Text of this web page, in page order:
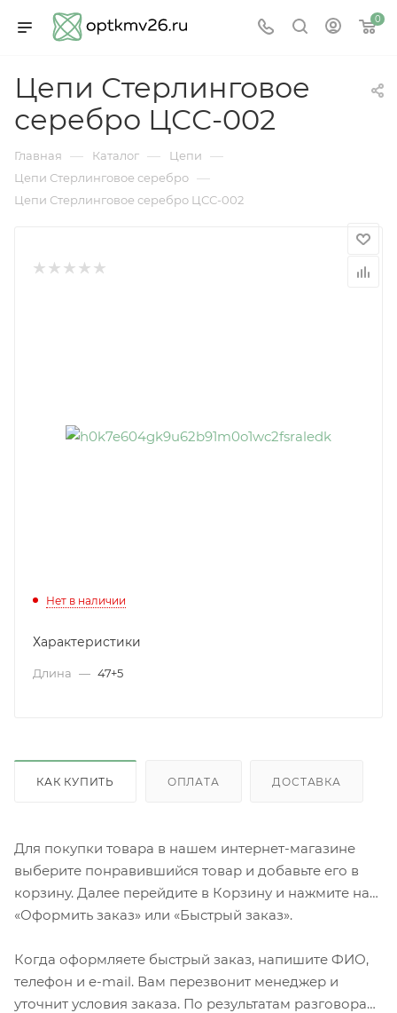
0
Цепи Стерлинговое
серебро ЦСС-002
Главная — Каталог — Цепи —
Цепи Стерлинговое серебро —
Цепи Стерлинговое серебро ЦСС-002
Нет в наличии
Характеристики
Длина — 47+5
КАК КУПИТЬ ОПЛАТА ДОСТАВКА
Для покупки товара в нашем интернет-магазине
выберите понравившийся товар и добавьте его в
корзину. Далее перейдите в Корзину и нажмите на
«Оформить заказ» или «Быстрый заказ».
Когда оформляете быстрый заказ, напишите ФИО,
телефон и e-mail. Вам перезвонит менеджер и
уточнит условия заказа. По результатам разговора